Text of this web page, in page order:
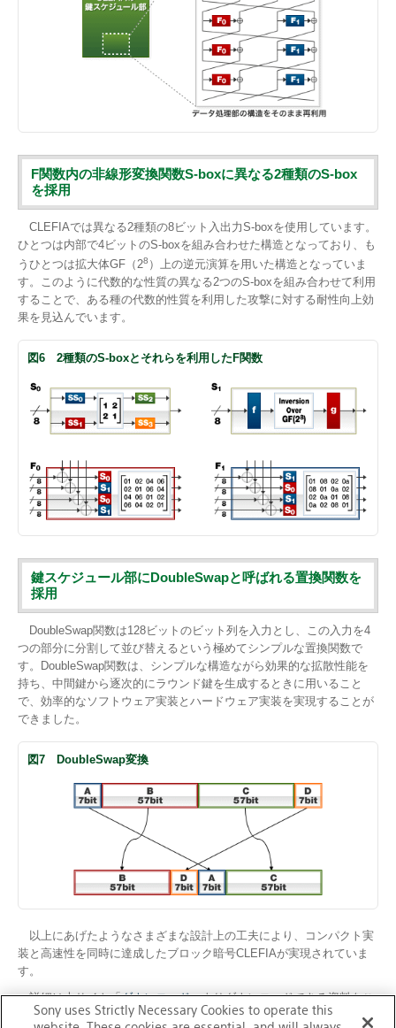
F関数内の非線形変換関数S-boxに異なる2種類のS-box
を採用
CLEFIAでは異なる2種類の8ビット入出力S-boxを使用しています。
ひとつは内部で4ビットのS-boxを組み合わせた構造となっており、も
うひとつは拡大体GF（28 ）上の逆元演算を用いた構造となっていま
す。このように代数的な性質の異なる2つのS-boxを組み合わせて利用
することで、ある種の代数的性質を利用した攻撃に対する耐性向上効
果を見込んでいます。
図6 2種類のS-boxとそれらを利用したF関数
鍵スケジュール部にDoubleSwapと呼ばれる置換関数を
採用
DoubleSwap関数は128ビットのビット列を入力とし、この入力を4
つの部分に分割して並び替えるという極めてシンプルな置換関数で
す。DoubleSwap関数は、シンプルな構造ながら効果的な拡散性能を
持ち、中間鍵から逐次的にラウンド鍵を生成するときに用いること
で、効率的なソフトウェア実装とハードウェア実装を実現することが
できました。
図7 DoubleSwap変換
以上にあげたようなさまざまな設計上の工夫により、コンパクト実
装と高速性を同時に達成したブロック暗号CLEFIAが実現されていま
す。
詳細は本サイト「ダウンロード」よりダウンロードできる資料をご
参照ください。
Sony uses Strictly Necessary Cookies to operate this